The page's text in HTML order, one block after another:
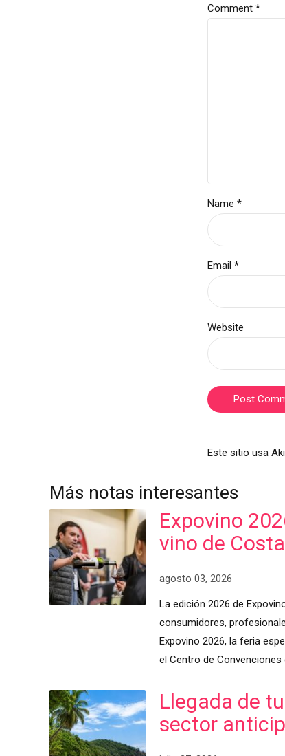
Comment *
Name *
Email *
Website
Post
Este sitio usa
Más notas interesantes
Expovino
vino de
agosto 03, 2026
La edición 2026 de
consumidores,
Expovino 2026, la feria
el Centro de
Llegada de
sector